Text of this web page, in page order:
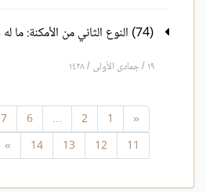
١٩ / جمادى الأولى / ١٤٢٨
«
1
2
...
6
7
11
12
13
14
»